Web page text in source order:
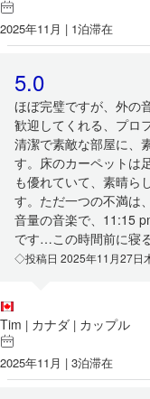
2025年11月 | 1泊滞在
5.0
ほぼ完璧ですが、外の
歓迎してくれる、プロ
清潔で素敵な部屋に、
す。床のカーペットは
も優れていて、素晴ら
す。ただ一つの不満は
音量の音楽で、11:15
です…この時間前に寝
◇投稿日 2025年11月27日
Tim | カナダ | カップル
2025年11月 | 3泊滞在